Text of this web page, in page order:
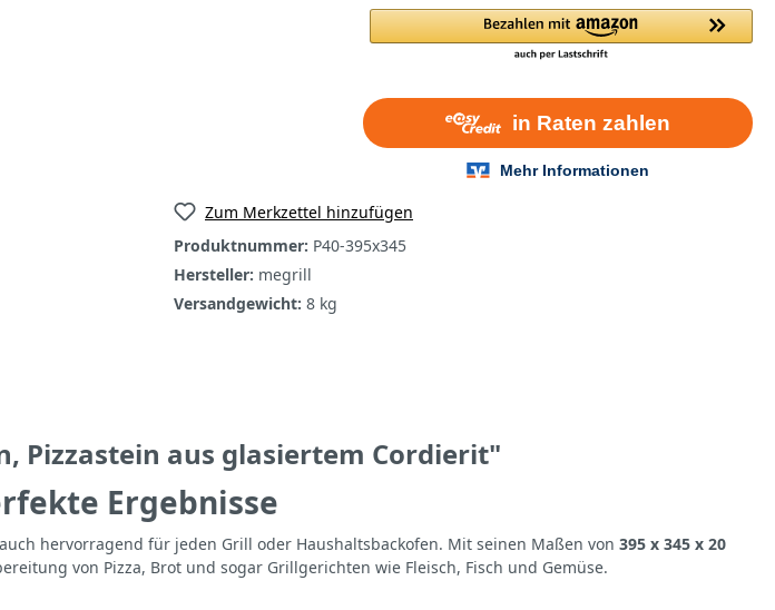
Zum Merkzettel hinzufügen
Produktnummer: P40-395x345
Hersteller: megrill
Versandgewicht: 8 kg
Pizzastein aus glasiertem Cordierit"
Ergebnisse
hervorragend für jeden Grill oder Haushaltsbackofen. Mit seinen Maßen von 395 x 345 x 20
von Pizza, Brot und sogar Grillgerichten wie Fleisch, Fisch und Gemüse.